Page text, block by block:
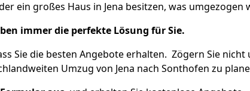
ein großes Haus in Jena besitzen, was umgezogen
immer die perfekte Lösung für Sie.
Sie die besten Angebote erhalten. Zögern Sie nicht
Umzug von Jena nach Sonthofen zu